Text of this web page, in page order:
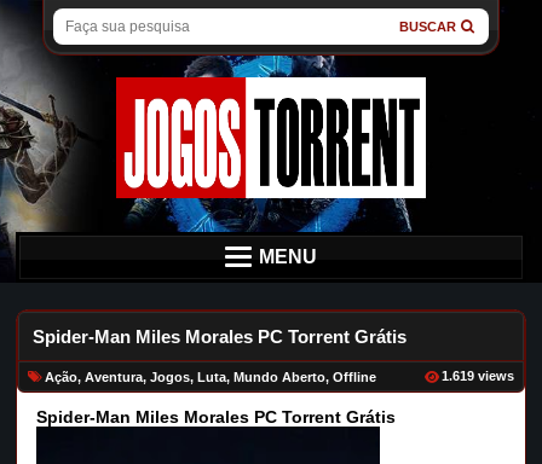
BUSCAR
MENU
Spider-Man Miles Morales PC Torrent Grátis
Ação,Aventura,Jogos,Luta,Mundo Aberto,Offline 1.619 views
Spider-Man Miles Morales PC Torrent Grátis